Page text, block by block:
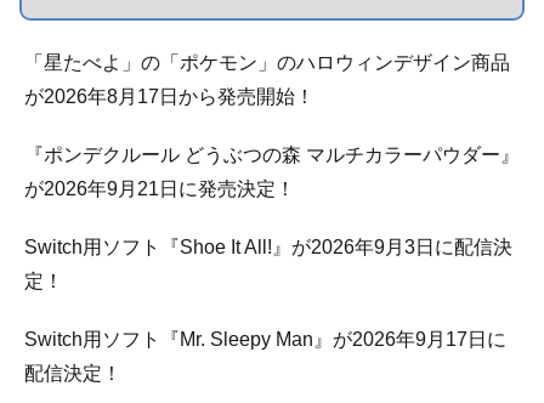
「星たべよ」の「ポケモン」のハロウィンデザイン商品
が2026年8月17日から発売開始！
『ポンデクルール どうぶつの森 マルチカラーパウダー』
が2026年9月21日に発売決定！
Switch用ソフト『Shoe It All!』が2026年9月3日に配信決
定！
Switch用ソフト『Mr. Sleepy Man』が2026年9月17日に
配信決定！